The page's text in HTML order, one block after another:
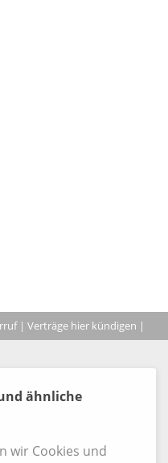
| Verträge hier kündigen |
ähnliche
wir Cookies und